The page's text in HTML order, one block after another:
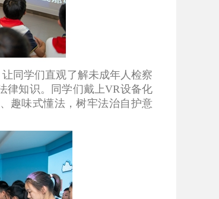
同学们直观了解未成年人检察
律知识。同学们戴上VR设备化
趣味式懂法，树牢法治自护意